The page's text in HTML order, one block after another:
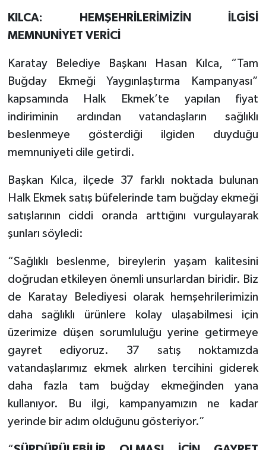
KILCA: HEMŞEHRİLERİMİZİN İLGİSİ
MEMNUNİYET VERİCİ
Karatay Belediye Başkanı Hasan Kılca, “Tam
Buğday Ekmeği Yaygınlaştırma Kampanyası”
kapsamında Halk Ekmek’te yapılan fiyat
indiriminin ardından vatandaşların sağlıklı
beslenmeye gösterdiği ilgiden duyduğu
memnuniyeti dile getirdi.
Başkan Kılca, ilçede 37 farklı noktada bulunan
Halk Ekmek satış büfelerinde tam buğday ekmeği
satışlarının ciddi oranda arttığını vurgulayarak
şunları söyledi:
“Sağlıklı beslenme, bireylerin yaşam kalitesini
doğrudan etkileyen önemli unsurlardan biridir. Biz
de Karatay Belediyesi olarak hemşehrilerimizin
daha sağlıklı ürünlere kolay ulaşabilmesi için
üzerimize düşen sorumluluğu yerine getirmeye
gayret ediyoruz. 37 satış noktamızda
vatandaşlarımız ekmek alırken tercihini giderek
daha fazla tam buğday ekmeğinden yana
kullanıyor. Bu ilgi, kampanyamızın ne kadar
yerinde bir adım olduğunu gösteriyor.”